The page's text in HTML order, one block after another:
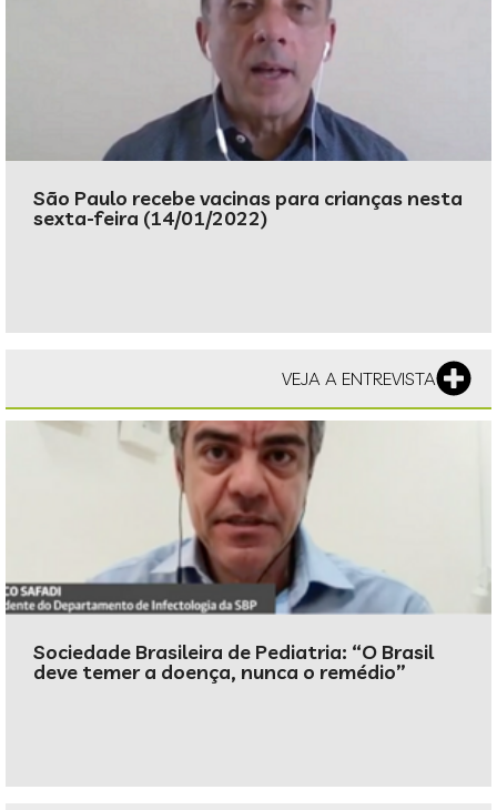
São Paulo recebe vacinas para crianças nesta
sexta-feira (14/01/2022)
VEJA A ENTREVISTA
Sociedade Brasileira de Pediatria: “O Brasil
deve temer a doença, nunca o remédio”